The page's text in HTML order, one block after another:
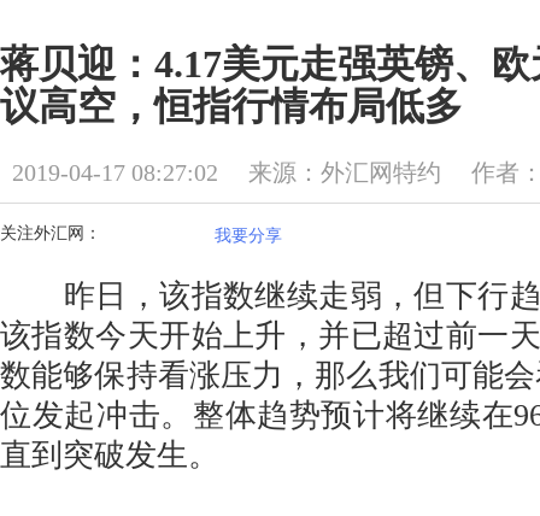
蒋贝迎：4.17美元走强英镑、
议高空，恒指行情布局低多
2019-04-17 08:27:02 来源：外汇网特约 作者
关注外汇网： 我要分享
昨日，该指数继续走弱，但下行趋
该指数今天开始上升，并已超过前一
数能够保持看涨压力，那么我们可能
位发起冲击。整体趋势预计将继续在
直到突破发生。